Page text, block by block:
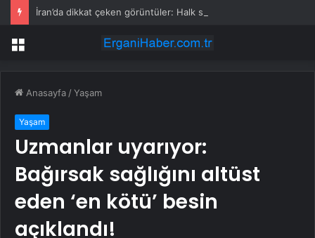
Menü
Anasayfa /Yaşam
Yaşam
Uzmanlar uyarıyor:
Bağırsak sağlığını altüst
eden ‘en kötü’ besin
açıklandı!